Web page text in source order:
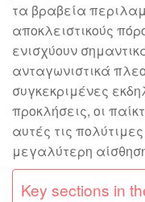
τα βραβεία
αποκλειστικούς
ενισχύουν
ανταγωνιστικά
συγκεκριμένες
προκλήσεις, οι
αυτές τις
μεγαλύτερη
Key sections in